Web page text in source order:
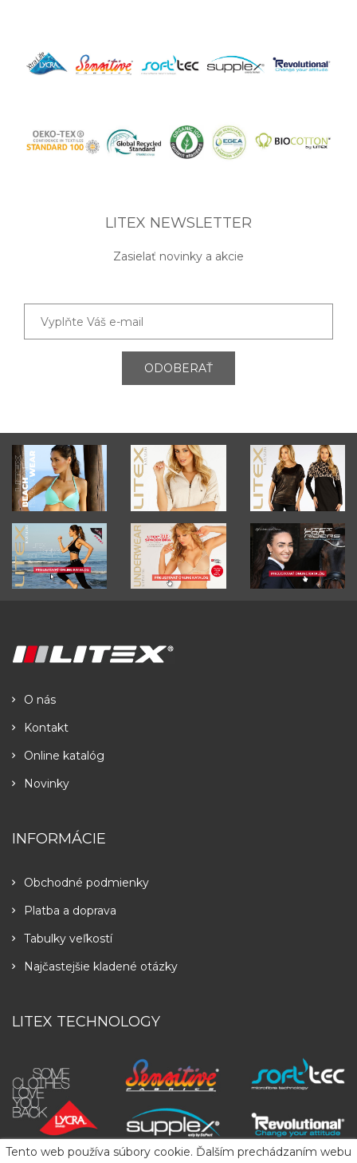
LITEX NEWSLETTER
Zasielať novinky a akcie
ODOBERAŤ
Tento web používa súbory cookie. Ďalším prechádzaním webu
O nás
Kontakt
Online katalóg
Novinky
INFORMÁCIE
Obchodné podmienky
Platba a doprava
Tabulky veľkostí
Najčastejšie kladené otázky
LITEX TECHNOLOGY